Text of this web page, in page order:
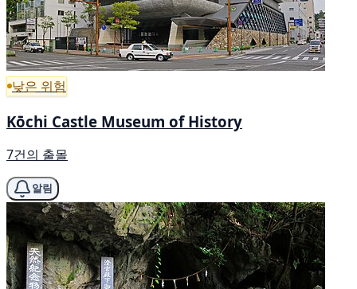
낮은 위험
Kōchi Castle Museum of History
7건의 출몰
알림